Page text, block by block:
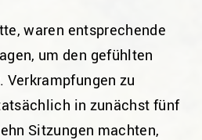
waren entsprechende
um den gefühlten
Verkrampfungen zu
in zunächst fünf
Sitzungen machten,